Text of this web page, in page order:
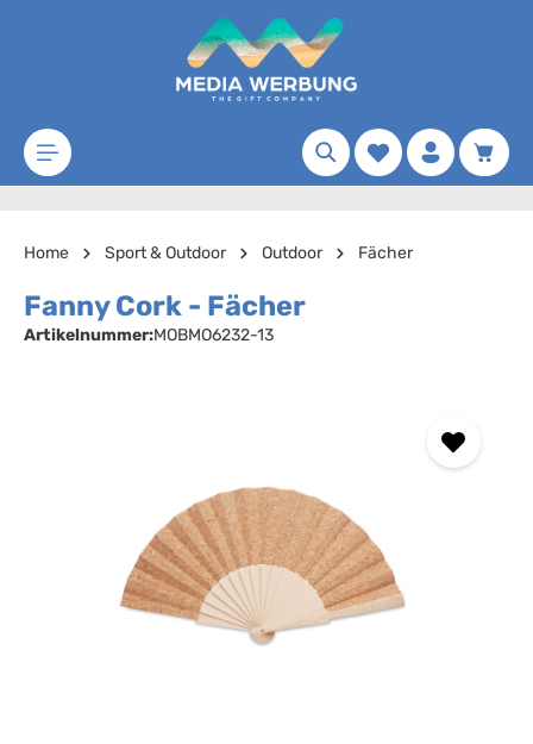
Zum Hauptinhalt springen
Merkzettel
Home Sport & Outdoor Outdoor Fächer
Fanny Cork - Fächer
Artikelnummer:MOBMO6232-13